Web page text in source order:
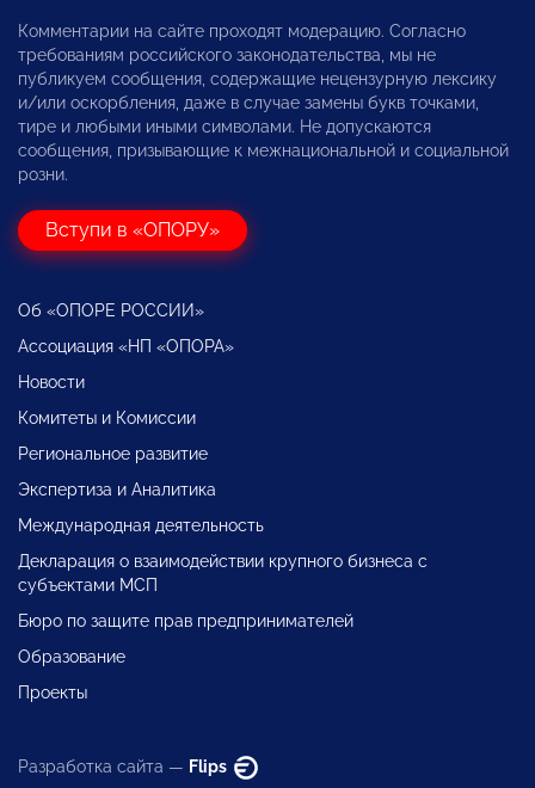
Комментарии на сайте проходят модерацию. Согласно
требованиям российского законодательства, мы не
публикуем сообщения, содержащие нецензурную лексику
и/или оскорбления, даже в случае замены букв точками,
тире и любыми иными символами. Не допускаются
сообщения, призывающие к межнациональной и социальной
розни.
Вступи в «ОПОРУ»
Об «ОПОРЕ РОССИИ»
Ассоциация «НП «ОПОРА»
Новости
Комитеты и Комиссии
Региональное развитие
Экспертиза и Аналитика
Международная деятельность
Декларация о взаимодействии крупного бизнеса с
субъектами МСП
Бюро по защите прав предпринимателей
Образование
Проекты
Разработка сайта — Flips